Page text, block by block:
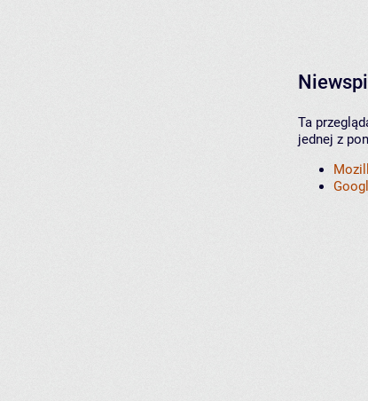
Ta
jednej z